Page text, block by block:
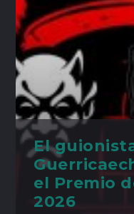
El
el Premio
2026